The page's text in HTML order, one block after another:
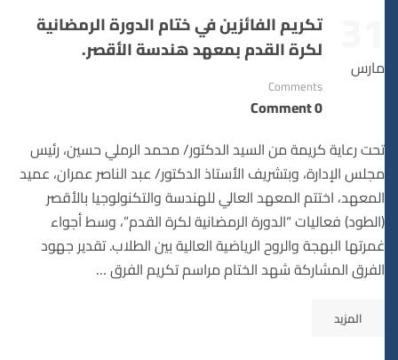
مارس
تكريم الفائزين في ختام الدورة الرمضانية
لكرة القدم بمعهد هندسة الأقصر.
Comments
تحت رعاية كريمة من السيد الدكتور/ محمد الرملي حسين، رئيس
مجلس الإدارة، وبتشريف الأستاذ الدكتور/ عبد الناصر عمران، عميد
المعهد، اختتم المعهد العالي للهندسة والتكنولوجيا بالأقصر
(الطود) فعاليات “الدورة الرمضانية لكرة القدم”، وسط أجواء
غمرتها البهجة والروح الرياضية العالية بين الطلاب. تقدير جهود
الفرق المشاركة شهد الختام مراسم تكريم الفرق …
المزيد